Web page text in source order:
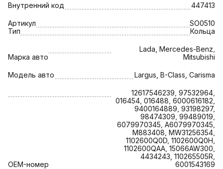
Внутренний код 447413
Артикул
SO0510
Тип
Кольца
Марка авто
Lada, Mercedes-Benz,
Mitsubishi
Модель авто Largus, B-Class, Carisma
OEM-номер
12617546239, 97532964,
016454, 016488, 6000616182,
9400164889, 93198297,
98474309, 99489019,
6079970345, A6079970345,
M883408, MW31256354,
1102600Q0D, 1102600Q0H,
1102600QAA, 15066AW300,
4434243, 110265505R,
6001543169